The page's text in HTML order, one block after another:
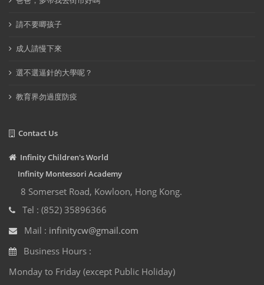
請不要唧孩子
成人請慢下來
選不選逼針的大學呢？
教育界勿過度防疫
Contact Us
Infinity Children's World
Infinity Montessori Academy
8 Somerset Road, Kowloon, Hong Kong.
Tel : (852) 35896366
Mail : infinitycw@gmail.com
Business Hours :
Monday to Friday (except Public Holiday)